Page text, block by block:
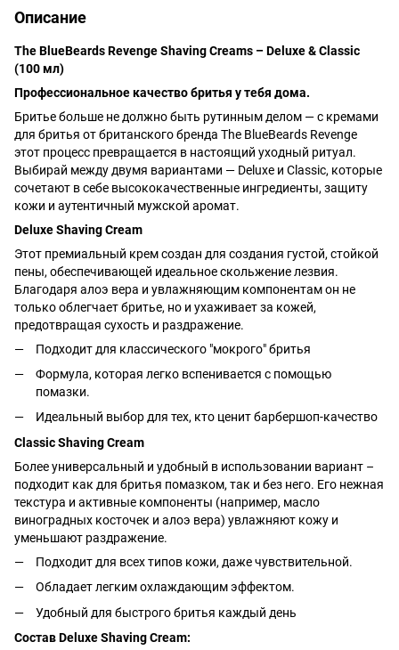
Описание
The BlueBeards Revenge Shaving Creams – Deluxe & Classic
(100 мл)
Профессиональное качество бритья у тебя дома.
Бритье больше не должно быть рутинным делом — с кремами
для бритья от британского бренда The BlueBeards Revenge
этот процесс превращается в настоящий уходный ритуал.
Выбирай между двумя вариантами — Deluxe и Classic, которые
сочетают в себе высококачественные ингредиенты, защиту
кожи и аутентичный мужской аромат.
Deluxe Shaving Cream
Этот премиальный крем создан для создания густой, стойкой
пены, обеспечивающей идеальное скольжение лезвия.
Благодаря алоэ вера и увлажняющим компонентам он не
только облегчает бритье, но и ухаживает за кожей,
предотвращая сухость и раздражение.
Подходит для классического "мокрого" бритья
Формула, которая легко вспенивается с помощью
помазки.
Идеальный выбор для тех, кто ценит барбершоп-качество
Classic Shaving Cream
Более универсальный и удобный в использовании вариант –
подходит как для бритья помазком, так и без него. Его нежная
текстура и активные компоненты (например, масло
виноградных косточек и алоэ вера) увлажняют кожу и
уменьшают раздражение.
Подходит для всех типов кожи, даже чувствительной.
Обладает легким охлаждающим эффектом.
Удобный для быстрого бритья каждый день
Состав Deluxe Shaving Cream: